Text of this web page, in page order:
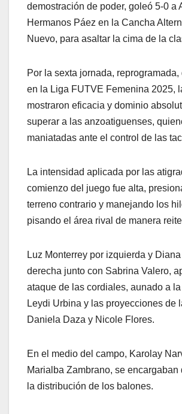
demostración de poder, goleó 5-0 a
Hermanos Páez en la Cancha
Nuevo, para asaltar la cima de la
Por la sexta jornada, reprogramada,
en la Liga FUTVE Femenina 2025,
mostraron eficacia y dominio
superar a las anzoatiguenses,
maniatadas ante el control de las
La intensidad aplicada por las
comienzo del juego fue alta,
terreno contrario y manejando los
pisando el área rival de manera
Luz Monterrey por izquierda y
derecha junto con Sabrina Valero,
ataque de las cordiales, aunado a
Leydi Urbina y las proyecciones de
Daniela Daza y Nicole Flores.
En el medio del campo, Karolay
Marialba Zambrano, se encargaban
la distribución de los balones.